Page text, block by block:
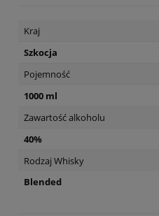
Kraj
Szkocja
Pojemność
1000 ml
Zawartość alkoholu
40%
Rodzaj Whisky
Blended